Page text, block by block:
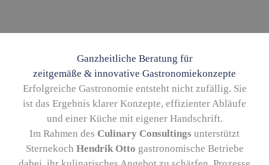
Ganzheitliche Beratung für
zeitgemäße & innovative Gastronomiekonzepte
Erfolgreiche Gastronomie entsteht nicht zufällig. Sie
ist das Ergebnis klarer Konzepte, effizienter Abläufe
und einer Küche mit eigener Handschrift.
Im Rahmen des Culinary Consultings unterstützt
Sternekoch Hendrik Otto gastronomische Betriebe